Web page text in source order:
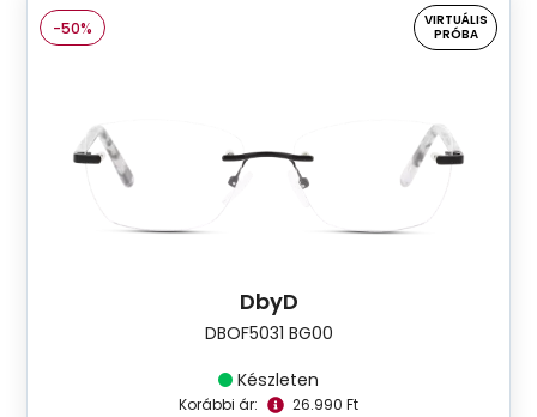
-50%
VIRTUÁLIS
PRÓBA
DbyD
DBOF5031 BG00
Készleten
Korábbi ár: 26.990 Ft